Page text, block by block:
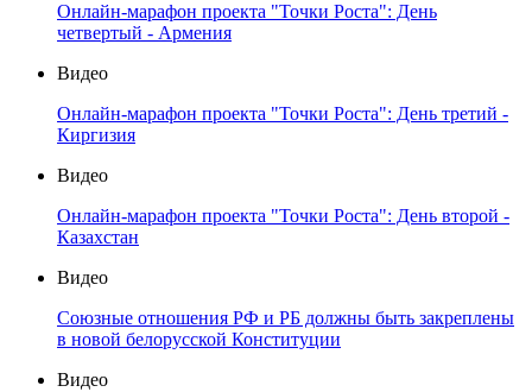
Онлайн-марафон проекта "Точки Роста": День
четвертый - Армения
Видео
Онлайн-марафон проекта "Точки Роста": День третий -
Киргизия
Видео
Онлайн-марафон проекта "Точки Роста": День второй -
Казахстан
Видео
Союзные отношения РФ и РБ должны быть закреплены
в новой белорусской Конституции
Видео